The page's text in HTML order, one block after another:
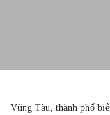
Vũng Tàu, thành phố